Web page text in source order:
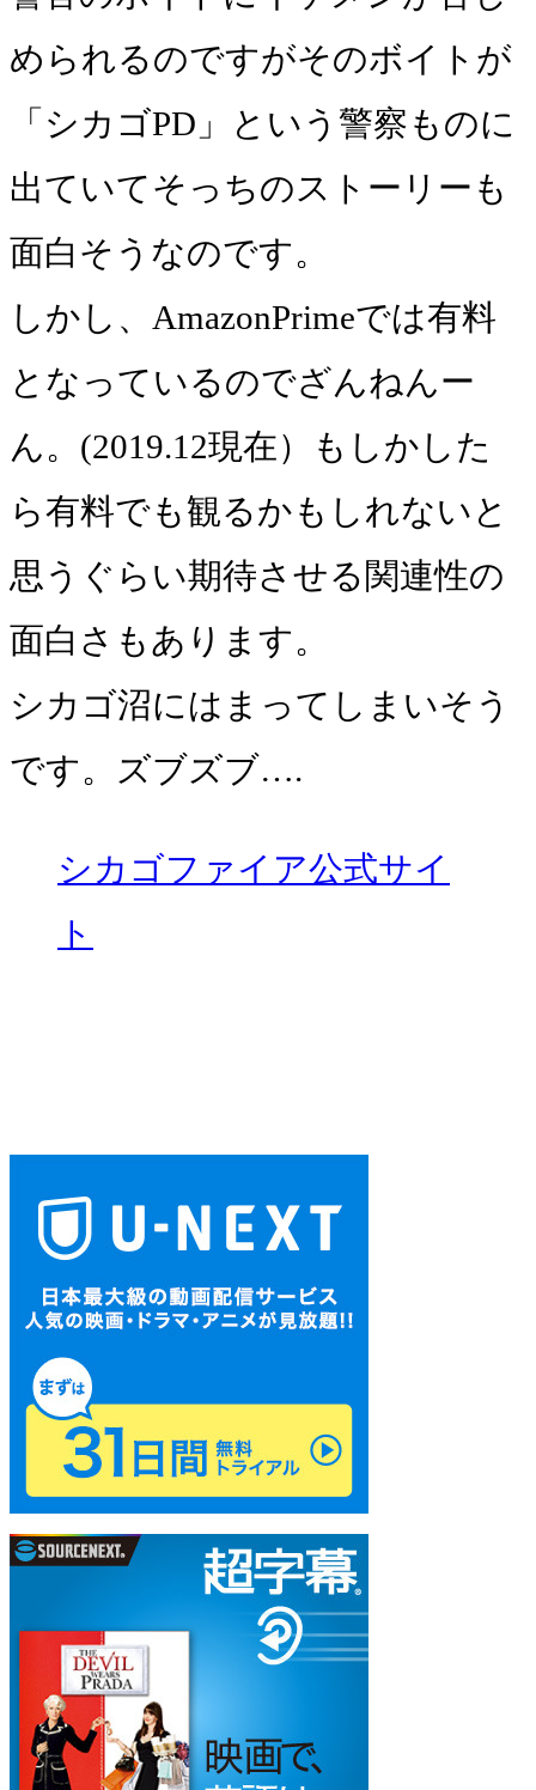
められるのですがそのボイトが
「シカゴPD」という警察ものに
出ていてそっちのストーリーも
面白そうなのです。
しかし、AmazonPrimeでは有料
となっているのでざんねんー
ん。(2019.12現在）もしかした
ら有料でも観るかもしれないと
思うぐらい期待させる関連性の
面白さもあります。
シカゴ沼にはまってしまいそう
です。ズブズブ….
シカゴファイア公式サイ
ト